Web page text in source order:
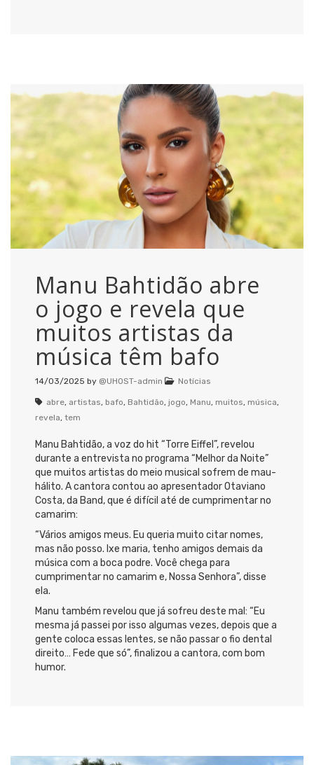
Manu Bahtidão abre
o jogo e revela que
muitos artistas da
música têm bafo
14/03/2025 by @UHOST-admin Notícias
abre, artistas, bafo, Bahtidão, jogo, Manu, muitos, música,
revela, tem
Manu Bahtidão, a voz do hit “Torre Eiffel”, revelou
durante a entrevista no programa “Melhor da Noite”
que muitos artistas do meio musical sofrem de mau-
hálito. A cantora contou ao apresentador Otaviano
Costa, da Band, que é difícil até de cumprimentar no
camarim:
“Vários amigos meus. Eu queria muito citar nomes,
mas não posso. Ixe maria, tenho amigos demais da
música com a boca podre. Você chega para
cumprimentar no camarim e, Nossa Senhora”, disse
ela.
Manu também revelou que já sofreu deste mal: “Eu
mesma já passei por isso algumas vezes, depois que a
gente coloca essas lentes, se não passar o fio dental
direito… Fede que só”, finalizou a cantora, com bom
humor.